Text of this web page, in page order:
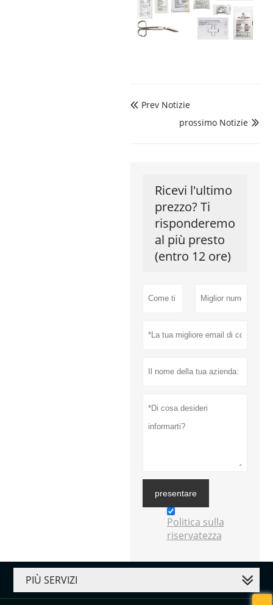
 Prev Notizie

prossimo Notizie
Ricevi l'ultimo
prezzo? Ti
risponderemo
al più presto
(entro 12 ore)
presentare
Politica sulla
riservatezza
PIÙ SERVIZI